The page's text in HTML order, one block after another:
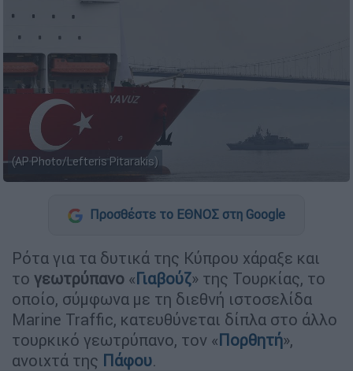
(AP Photo/Lefteris Pitarakis)
Προσθέστε το ΕΘΝΟΣ στη Google
Ρότα για τα δυτικά της Κύπρου χάραξε και
το γεωτρύπανο «Γιαβούζ» της Τουρκίας, το
οποίο, σύμφωνα με τη διεθνή ιστοσελίδα
Marine Traffic, κατευθύνεται δίπλα στο άλλο
τουρκικό γεωτρύπανο, τον «Πορθητή»,
ανοιχτά της Πάφου.